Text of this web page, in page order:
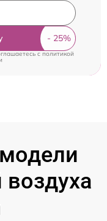
cполитикой